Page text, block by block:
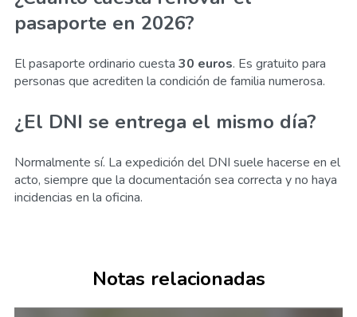
pasaporte en 2026?
El pasaporte ordinario cuesta 30 euros. Es gratuito para
personas que acrediten la condición de familia numerosa.
¿El DNI se entrega el mismo día?
Normalmente sí. La expedición del DNI suele hacerse en el
acto, siempre que la documentación sea correcta y no haya
incidencias en la oficina.
Notas relacionadas